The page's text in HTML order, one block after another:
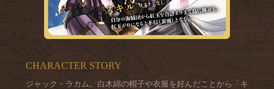
CHARACTER STORY
ジャック・ラカム。白木綿の帽子や衣服を好んだことから「キ